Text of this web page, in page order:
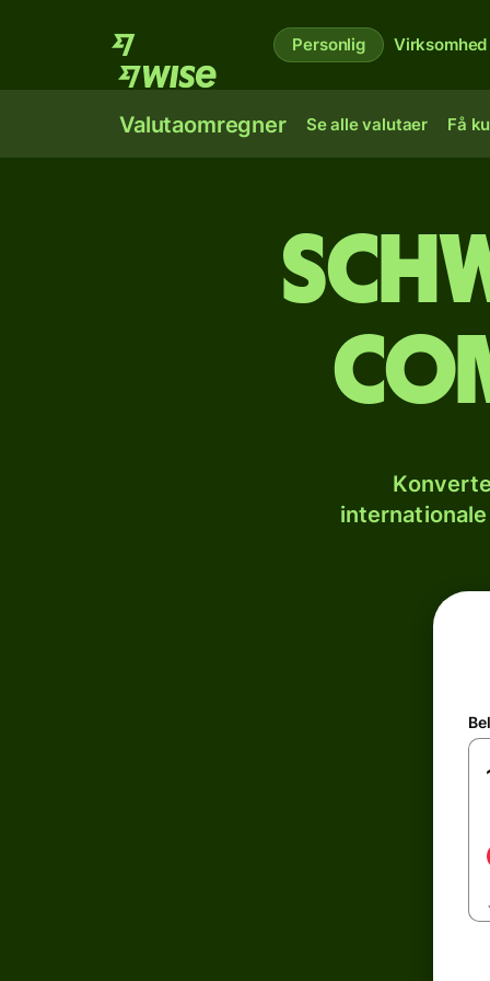
Personlig Virksomhed
Valutaomregner Se alle valutaer Få